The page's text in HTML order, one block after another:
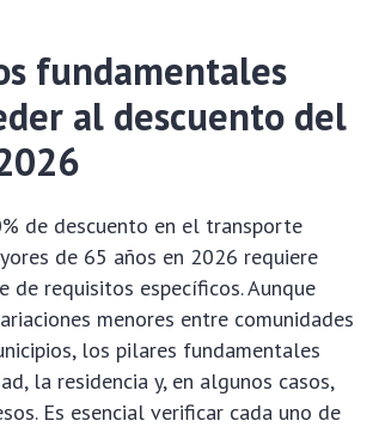
fundamentales
al descuento del
de descuento en el transporte
de 65 años en 2026 requiere
de requisitos específicos. Aunque
menores entre comunidades
los pilares fundamentales
la residencia y, en algunos casos,
Es esencial verificar cada uno de